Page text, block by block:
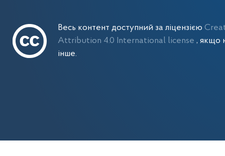
Весь контент доступний за ліцензією
Attribution 4.0 International license , якщо
інше.